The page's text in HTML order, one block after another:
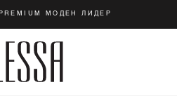
МОДЕН ЛИДЕР